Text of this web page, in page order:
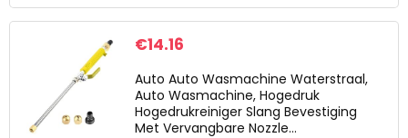
€14.16
Auto Auto Wasmachine Waterstraal,
Auto Wasmachine, Hogedruk
Hogedrukreiniger Slang Bevestiging
Met Vervangbare Nozzle…